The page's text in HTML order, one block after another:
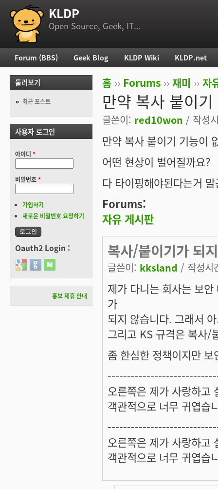
부 메뉴 KLDP
Open Source, Geek, IT...
현재 위치
홈 ›› Forums ›› 재미 ›› 자
만약 복사 붙이
글쓴이: red10won / 작성
만약 복사 붙이기 기능이
어떤 현상이 벌어질까요?
다 타이핑해야된다는거
Forums:
자유 게시판
복사/붙이기가 되
글쓴이: kksland / 작성
제가 다니는 회사는 보
가
되지 않습니다. 그래서
그리고 KS 규격은 복사/
좀 한심한 정책이지만
오른쪽은 제가 사랑하고
객관적으로 너무 귀엽습
오른쪽은 제가 사랑하고
객관적으로 너무 귀엽습
주 메뉴
Forum (BBS) Geek Blog KLDP Wiki KLDP.net
둘러보기
최근 포스트
사용자 로그인
아이디 *
비밀번호*
가입하기
새로운 비밀번호 요청하기
Oauth2 Login :
Login with Google
Login with GitHub
Login with Naver
홍보 제휴 안내